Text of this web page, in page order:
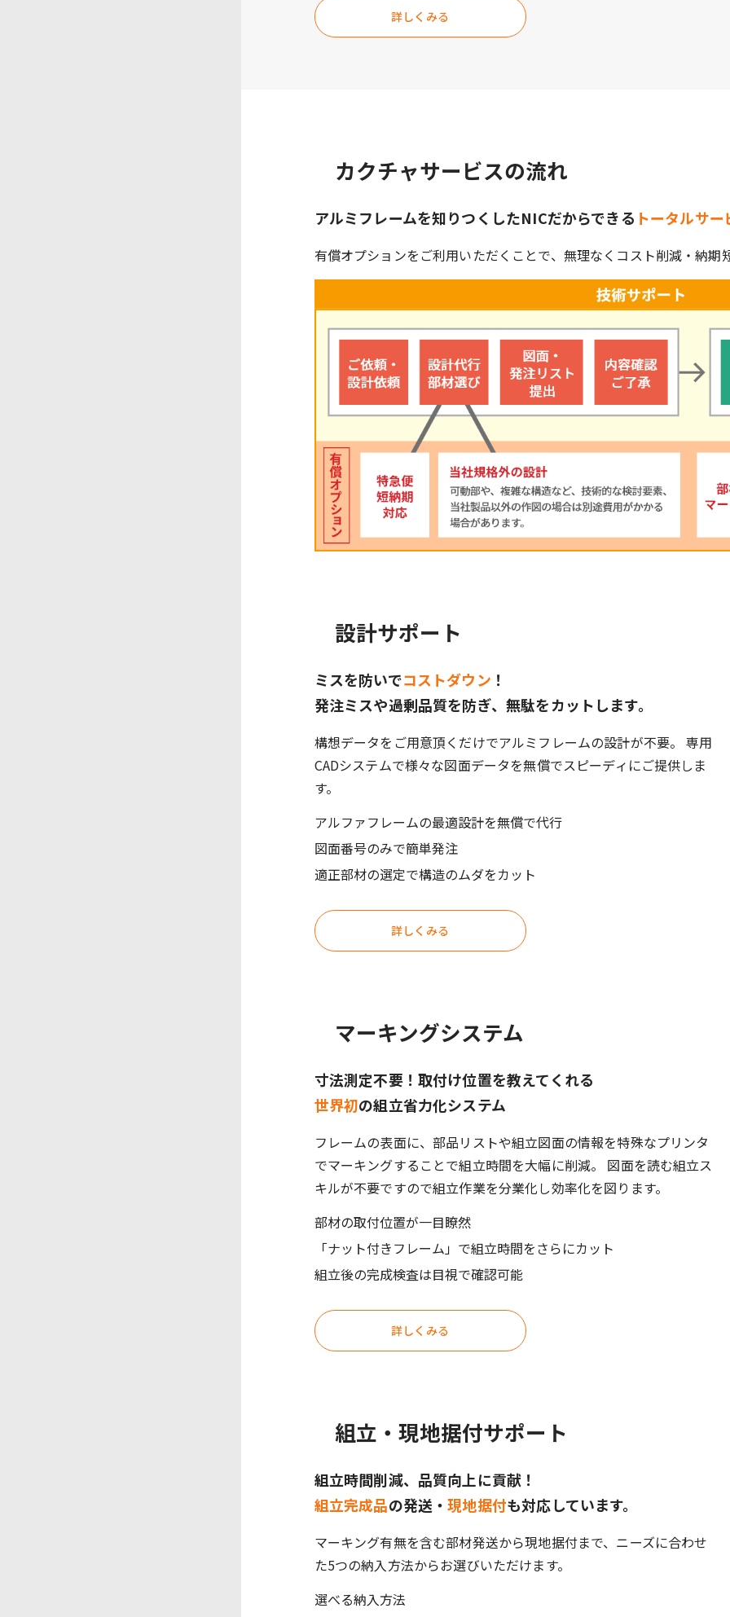
詳しくみる
カクチャサービスの流れ
アルミフレームを知りつくしたNICだからできる トータルサー
有償オプションをご利用いただくことで、無理なくコスト削減・納期
設計サポート
ミスを防いでコストダウン ！
発注ミスや過剰品質を防ぎ、無駄をカットします。
構想データをご用意頂くだけでアルミフレームの設計が不要。 専用
CADシステムで様々な図面データを無償でスピーディにご提供しま
す。
アルファフレームの最適設計を無償で代行
図面番号のみで簡単発注
適正部材の選定で構造のムダをカット
詳しくみる
マーキングシステム
寸法測定不要！取付け位置を教えてくれる
世界初の組立省力化システム
フレームの表面に、部品リストや組立図面の情報を特殊なプリンタ
でマーキングすることで組立時間を大幅に削減。 図面を読む組立ス
キルが不要ですので組立作業を分業化し効率化を図ります。
部材の取付位置が一目瞭然
「ナット付きフレーム」で組立時間をさらにカット
組立後の完成検査は目視で確認可能
詳しくみる
組立・現地据付サポート
組立時間削減、品質向上に貢献！
組立完成品の発送・現地据付も対応しています。
マーキング有無を含む部材発送から現地据付まで、ニーズに合わせ
た5つの納入方法からお選びいただけます。
選べる納入方法